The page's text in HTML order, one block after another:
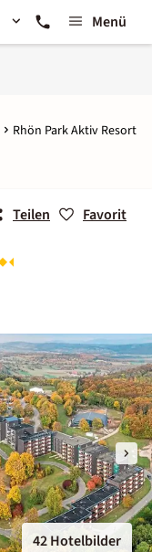
Menü
Rhön Park Aktiv Resort
Teilen Favorit
42 Hotelbilder